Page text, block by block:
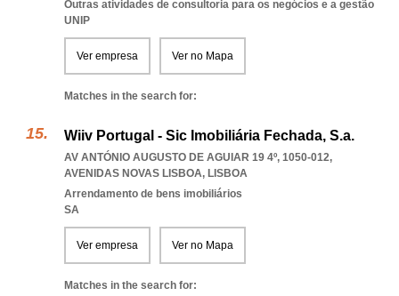
Outras atividades de consultoria para os negócios e a gestão
UNIP
Ver empresa Ver no Mapa
Matches in the search for:
Wiiv Portugal - Sic Imobiliária Fechada, S.a.
AV ANTÓNIO AUGUSTO DE AGUIAR 19 4º, 1050-012,
AVENIDAS NOVAS LISBOA, LISBOA
Arrendamento de bens imobiliários
SA
Ver empresa Ver no Mapa
Matches in the search for: